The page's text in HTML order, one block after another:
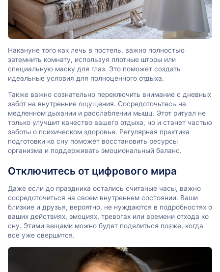
Накануне того как лечь в постель, важно полностью
затемнить комнату, используя плотные шторы или
специальную маску для глаз. Это поможет создать
идеальные условия для полноценного отдыха.
Также важно сознательно переключить внимание с дневных
забот на внутренние ощущения. Сосредоточьтесь на
медленном дыхании и расслаблении мышц. Этот ритуал не
только улучшит качество вашего отдыха, но и станет частью
заботы о психическом здоровье. Регулярная практика
подготовки ко сну поможет восстановить ресурсы
организма и поддерживать эмоциональный баланс.
Отключитесь от цифрового мира
Даже если до праздника остались считаные часы, важно
сосредоточиться на своем внутреннем состоянии. Ваши
близкие и друзья, вероятно, не нуждаются в подробностях о
ваших действиях, эмоциях, тревогах или времени отхода ко
сну. Этими вещами можно будет поделиться позже, когда
все уже свершится.